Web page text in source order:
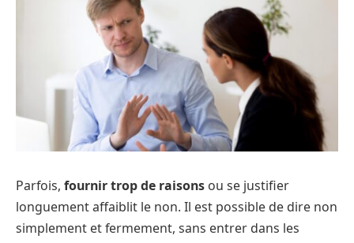
Parfois, fournir trop de raisons ou se justifier
longuement affaiblit le non. Il est possible de dire non
simplement et fermement, sans entrer dans les